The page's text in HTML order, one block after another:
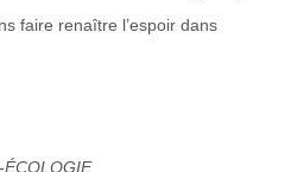
faire renaître l’espoir dans